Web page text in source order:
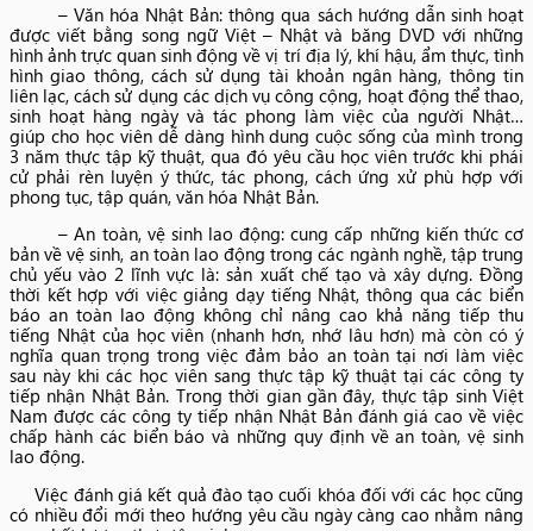
– Văn hóa Nhật Bản: thông qua sách hướng dẫn sinh hoạt
được viết bằng song ngữ Việt – Nhật và băng DVD với những
hình ảnh trực quan sinh động về vị trí địa lý, khí hậu, ẩm thực, tình
hình giao thông, cách sử dụng tài khoản ngân hàng, thông tin
liên lạc, cách sử dụng các dịch vụ công cộng, hoạt động thể thao,
sinh hoạt hàng ngày và tác phong làm việc của người Nhật…
giúp cho học viên dễ dàng hình dung cuộc sống của mình trong
3 năm thực tập kỹ thuật, qua đó yêu cầu học viên trước khi phái
cử phải rèn luyện ý thức, tác phong, cách ứng xử phù hợp với
phong tục, tập quán, văn hóa Nhật Bản.
– An toàn, vệ sinh lao động: cung cấp những kiến thức cơ
bản về vệ sinh, an toàn lao động trong các ngành nghề, tập trung
chủ yếu vào 2 lĩnh vực là: sản xuất chế tạo và xây dựng. Đồng
thời kết hợp với việc giảng dạy tiếng Nhật, thông qua các biển
báo an toàn lao động không chỉ nâng cao khả năng tiếp thu
tiếng Nhật của học viên (nhanh hơn, nhớ lâu hơn) mà còn có ý
nghĩa quan trọng trong việc đảm bảo an toàn tại nơi làm việc
sau này khi các học viên sang thực tập kỹ thuật tại các công ty
tiếp nhận Nhật Bản. Trong thời gian gần đây, thực tập sinh Việt
Nam được các công ty tiếp nhận Nhật Bản đánh giá cao về việc
chấp hành các biển báo và những quy định về an toàn, vệ sinh
lao động.
Việc đánh giá kết quả đào tạo cuối khóa đối với các học cũng
có nhiều đổi mới theo hướng yêu cầu ngày càng cao nhằm nâng